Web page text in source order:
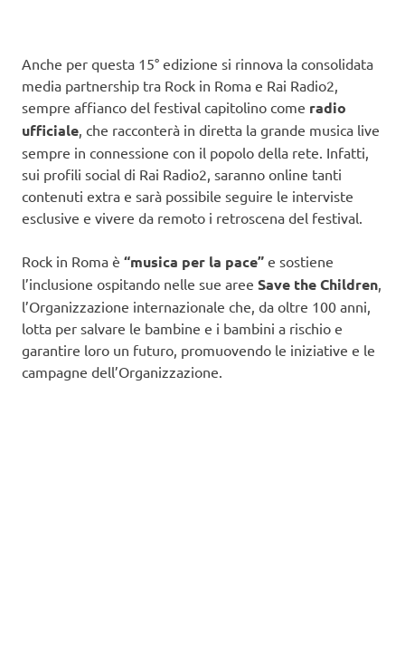
Anche per questa 15° edizione si rinnova la consolidata
media partnership tra Rock in Roma e Rai Radio2,
sempre affianco del festival capitolino come radio
ufficiale , che racconterà in diretta la grande musica live
sempre in connessione con il popolo della rete. Infatti,
sui profili social di Rai Radio2, saranno online tanti
contenuti extra e sarà possibile seguire le interviste
esclusive e vivere da remoto i retroscena del festival.
Rock in Roma è “musica per la pace” e sostiene
l’inclusione ospitando nelle sue aree Save the Children
l’Organizzazione internazionale che, da oltre 100 anni,
lotta per salvare le bambine e i bambini a rischio e
garantire loro un futuro, promuovendo le iniziative e le
campagne dell’Organizzazione.